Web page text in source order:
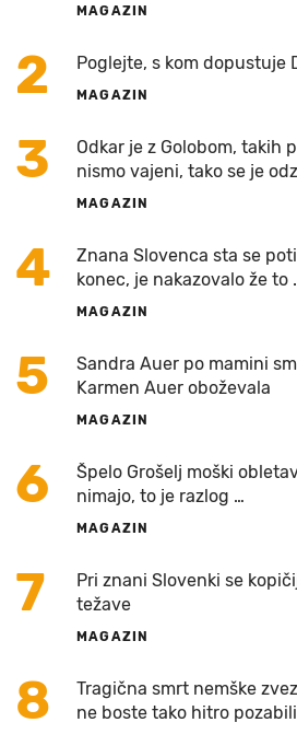
MAGAZIN
2 Poglejte, s kom dopustuje
MAGAZIN
3
Odkar je z Golobom, takih
nismo vajeni, tako se je
MAGAZIN
4
Znana Slovenca sta se
konec, je nakazovalo že to
MAGAZIN
5
Sandra Auer po mamini
Karmen Auer oboževala
MAGAZIN
6
Špelo Grošelj moški
nimajo, to je razlog …
MAGAZIN
7
Pri znani Slovenki se
težave
MAGAZIN
8
Tragična smrt nemške
ne boste tako hitro pozabili